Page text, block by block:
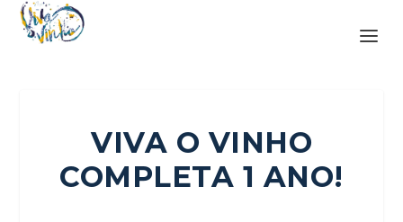
VIVA O VINHO
COMPLETA 1 ANO!